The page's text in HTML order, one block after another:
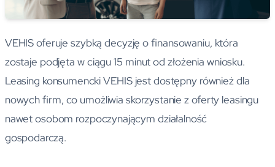
VEHIS oferuje szybką decyzję o finansowaniu, która
zostaje podjęta w ciągu 15 minut od złożenia wniosku.
Leasing konsumencki VEHIS jest dostępny również dla
nowych firm, co umożliwia skorzystanie z oferty leasingu
nawet osobom rozpoczynającym działalność
gospodarczą.